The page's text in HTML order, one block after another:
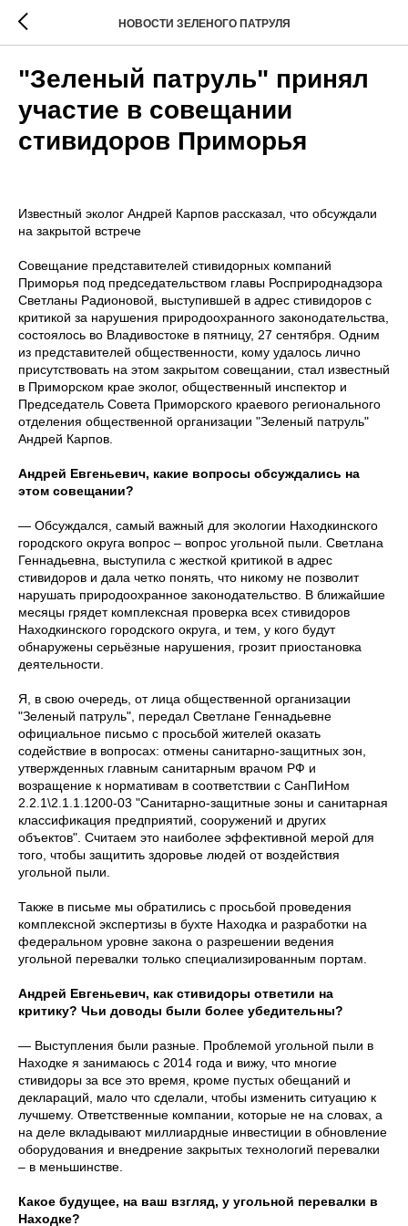
НОВОСТИ ЗЕЛЕНОГО ПАТРУЛЯ
"Зеленый патруль" принял
участие в совещании
стивидоров Приморья
Известный эколог Андрей Карпов рассказал, что обсуждали
на закрытой встрече
Совещание представителей стивидорных компаний
Приморья под председательством главы Росприроднадзора
Светланы Радионовой, выступившей в адрес стивидоров с
критикой за нарушения природоохранного законодательства,
состоялось во Владивостоке в пятницу, 27 сентября. Одним
из представителей общественности, кому удалось лично
присутствовать на этом закрытом совещании, стал известный
в Приморском крае эколог, общественный инспектор и
Председатель Совета Приморского краевого регионального
отделения общественной организации "Зеленый патруль"
Андрей Карпов.
Андрей Евгеньевич, какие вопросы обсуждались на
этом совещании?
— Обсуждался, самый важный для экологии Находкинского
городского округа вопрос – вопрос угольной пыли. Светлана
Геннадьевна, выступила с жесткой критикой в адрес
стивидоров и дала четко понять, что никому не позволит
нарушать природоохранное законодательство. В ближайшие
месяцы грядет комплексная проверка всех стивидоров
Находкинского городского округа, и тем, у кого будут
обнаружены серьёзные нарушения, грозит приостановка
деятельности.
Я, в свою очередь, от лица общественной организации
"Зеленый патруль", передал Светлане Геннадьевне
официальное письмо с просьбой жителей оказать
содействие в вопросах: отмены санитарно-защитных зон,
утвержденных главным санитарным врачом РФ и
возращение к нормативам в соответствии с СанПиНом
2.2.1\2.1.1.1200-03 "Санитарно-защитные зоны и санитарная
классификация предприятий, сооружений и других
объектов". Считаем это наиболее эффективной мерой для
того, чтобы защитить здоровье людей от воздействия
угольной пыли.
Также в письме мы обратились с просьбой проведения
комплексной экспертизы в бухте Находка и разработки на
федеральном уровне закона о разрешении ведения
угольной перевалки только специализированным портам.
Андрей Евгеньевич, как стивидоры ответили на
критику? Чьи доводы были более убедительны?
— Выступления были разные. Проблемой угольной пыли в
Находке я занимаюсь с 2014 года и вижу, что многие
стивидоры за все это время, кроме пустых обещаний и
деклараций, мало что сделали, чтобы изменить ситуацию к
лучшему. Ответственные компании, которые не на словах, а
на деле вкладывают миллиардные инвестиции в обновление
оборудования и внедрение закрытых технологий перевалки
– в меньшинстве.
Какое будущее, на ваш взгляд, у угольной перевалки в
Находке?